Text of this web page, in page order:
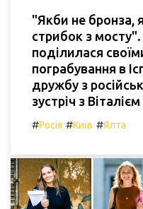
"Якби не бронза,
стрибок з мосту".
поділилася
пограбування в
дружбу з
зустріч з
#Росія #Київ #Ялта